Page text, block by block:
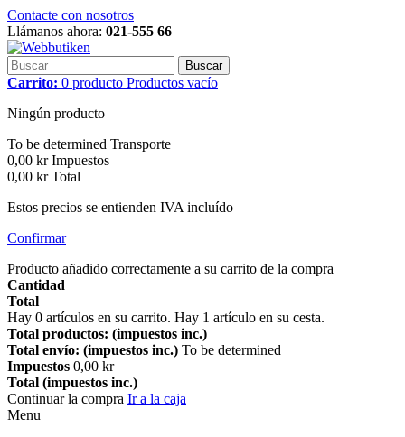
Contacte con nosotros
Llámanos ahora: 021-555 66
Buscar
Carrito: 0 producto Productos vacío
Ningún producto
To be determined Transporte
0,00 kr Impuestos
0,00 kr Total
Estos precios se entienden IVA incluído
Confirmar
Producto añadido correctamente a su carrito de la compra
Cantidad
Total
Hay 0 artículos en su carrito. Hay 1 artículo en su cesta.
Total productos: (impuestos inc.)
Total envío: (impuestos inc.) To be determined
Impuestos 0,00 kr
Total (impuestos inc.)
Continuar la compra Ir a la caja
Menu